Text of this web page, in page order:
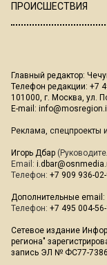
ПРОИСШЕСТВИЯ
Главный редактор:
Телефон редакции: +7
101000, г. Москва, ул.
E-mail:
Реклама, спецпроекты
Игорь Дбар
Email:
Телефон: +7 909 936-
Дополнительные email:
Телефон: +7 495 004-56-
Сетевое издание
региона"
запись ЭЛ № ФС77-